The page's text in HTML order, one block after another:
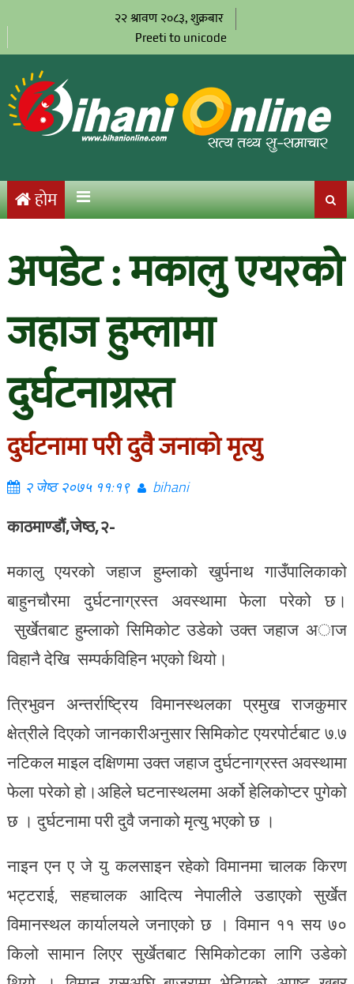
२२ श्रावण २०८३, शुक्रबार
Preeti to unicode
होम
अपडेट : मकालु एयरको
जहाज हुम्लामा
दुर्घटनाग्रस्त
दुर्घटनामा परी दुवै जनाको मृत्यु
२ जेष्ठ २०७५ ११:१९ bihani
काठमाण्डौं,जेष्ठ,२-
मकालु एयरको जहाज हुम्लाको खुर्पनाथ गाउँपालिकाको
बाहुनचौरमा दुर्घटनाग्रस्त अवस्थामा फेला परेको छ।
सुर्खेतबाट हुम्लाको सिमिकोट उडेको उक्त जहाजअाज
विहानै देखि सम्पर्कविहिन भएको थियो।
त्रिभुवन अन्तर्राष्ट्रिय विमानस्थलका प्रमुख राजकुमार
क्षेत्रीले दिएको जानकारीअनुसार सिमिकोट एयरपोर्टबाट ७.७
नटिकल माइल दक्षिणमा उक्त जहाज दुर्घटनाग्रस्त अवस्थामा
फेला परेको हो।अहिले घटनास्थलमा अर्को हेलिकोप्टर पुगेको
छ । दुर्घटनामा परी दुवै जनाको मृत्यु भएको छ ।
नाइन एन ए जे यु कलसाइन रहेको विमानमा चालक किरण
भट्टराई, सहचालक आदित्य नेपालीले उडाएको सुर्खेत
विमानस्थल कार्यालयले जनाएको छ । विमान ११ सय ७०
किलो सामान लिएर सुर्खेतबाट सिमिकोटका लागि उडेको